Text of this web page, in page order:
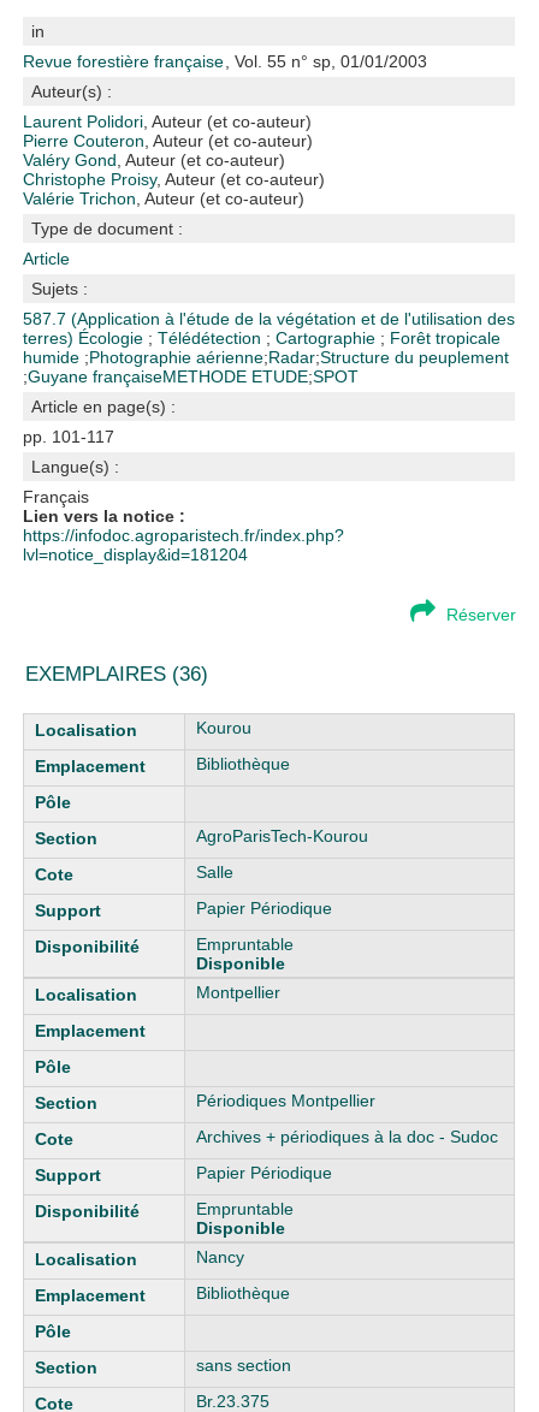
in
Revue forestière française , Vol. 55 n° sp, 01/01/2003
Auteur(s) :
Laurent Polidori , Auteur (et co-auteur)
Pierre Couteron , Auteur (et co-auteur)
Valéry Gond , Auteur (et co-auteur)
Christophe Proisy, Auteur (et co-auteur)
Valérie Trichon , Auteur (et co-auteur)
Type de document :
Article
Sujets :
587.7 (Application à l'étude de la végétation et de l'utilisation des
terres) Écologie ;Télédétection ;Cartographie ; Forêt tropicale
humide ;Photographie aérienne;Radar;Structure du peuplement
;Guyane françaiseMETHODE ETUDE;SPOT
Article en page(s) :
pp. 101-117
Langue(s) :
Français
Lien vers la notice :
https://infodoc.agroparistech.fr/index.php?
lvl=notice_display&id=181204
Réserver
EXEMPLAIRES (36)
Liste des exemplaires
Kourou
Bibliothèque
AgroParisTech-Kourou
Salle
Papier Périodique
Empruntable
Disponible
Montpellier
Périodiques Montpellier
Archives + périodiques à la doc - Sudoc
Papier Périodique
Empruntable
Disponible
Nancy
Bibliothèque
sans section
Br.23.375